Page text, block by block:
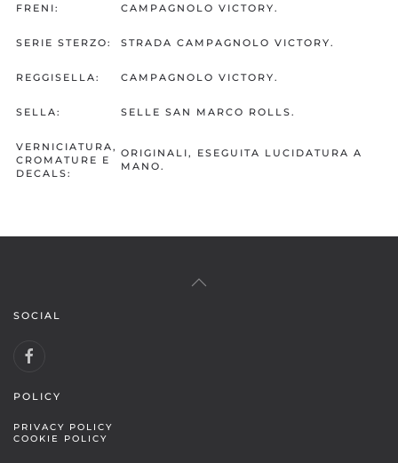
FRENI: CAMPAGNOLO VICTORY.
SERIE STERZO: STRADA CAMPAGNOLO VICTORY.
REGGISELLA: CAMPAGNOLO VICTORY.
SELLA: SELLE SAN MARCO ROLLS.
VERNICIATURA,
CROMATURE E
DECALS:
ORIGINALI, ESEGUITA LUCIDATURA A
MANO.
SOCIAL
POLICY
PRIVACY POLICY
COOKIE POLICY